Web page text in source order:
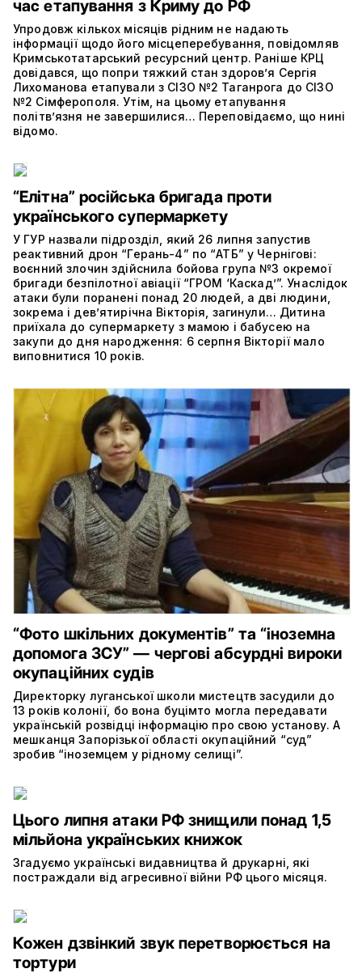
час етапування з Криму до РФ
Упродовж кількох місяців рідним не надають
інформації щодо його місцеперебування, повідомляв
Кримськотатарський ресурсний центр. Раніше КРЦ
довідався, що попри тяжкий стан здоров’я Сергія
Лихоманова етапували з СІЗО №2 Таганрога до СІЗО
№2 Сімферополя. Утім, на цьому етапування
політвʼязня не завершилися… Переповідаємо, що нині
відомо.
“Елітна” російська бригада проти
українського супермаркету
У ГУР назвали підрозділ, який 26 липня запустив
реактивний дрон “Герань-4” по “АТБ” у Чернігові:
воєнний злочин здійснила бойова група №3 окремої
бригади безпілотної авіації “ГРОМ ‘Каскад’”. Унаслідок
атаки були поранені понад 20 людей, а дві людини,
зокрема і дев’ятирічна Вікторія, загинули… Дитина
приїхала до супермаркету з мамою і бабусею на
закупи до дня народження: 6 серпня Вікторії мало
виповнитися 10 років.
“Фото шкільних документів” та “іноземна
допомога ЗСУ” — чергові абсурдні вироки
окупаційних судів
Директорку луганської школи мистецтв засудили до
13 років колонії, бо вона буцімто могла передавати
українській розвідці інформацію про свою установу. А
мешканця Запорізької області окупаційний “суд”
зробив “іноземцем у рідному селищі”.
Цього липня атаки РФ знищили понад 1,5
мільйона українських книжок
Згадуємо українські видавництва й друкарні, які
постраждали від агресивної війни РФ цього місяця.
Кожен дзвінкий звук перетворюється на
тортури